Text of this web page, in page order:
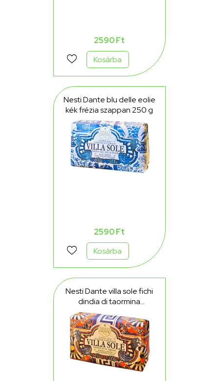
2590 Ft
Kosárba
Nesti Dante blu delle eolie
kék frézia szappan 250 g
2590 Ft
Kosárba
Nesti Dante villa sole fichi
dindia di taormina
fügekaktusz gyümölcs
szappan 250 g